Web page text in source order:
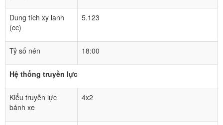
Dung tích xy lanh
(cc)
5.123
Tỷ số nén 18:00
Hệ thống truyền lực
Kiểu truyền lực
bánh xe
4x2